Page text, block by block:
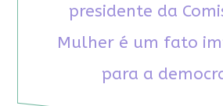
presidente da
Mulher é um fato
para a